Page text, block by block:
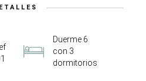
Duerme 6
con 3
dormitorios